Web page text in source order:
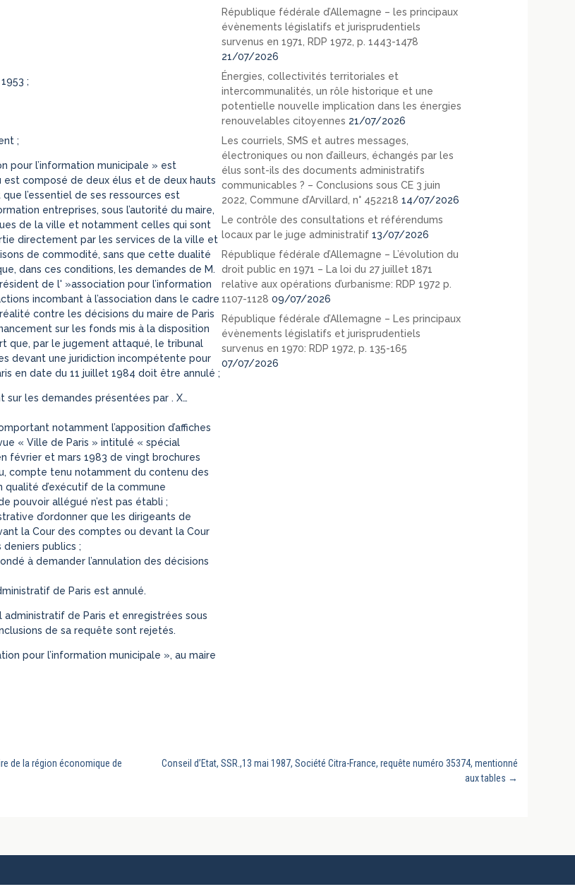
;
;
pour l’information municipale » est
composé de deux élus et de deux hauts
l’essentiel de ses ressources est
entreprises, sous l’autorité du maire,
de la ville et notamment celles qui sont
directement par les services de la ville et
de commodité, sans que cette dualité
dans ces conditions, les demandes de M.
de l' »association pour l’information
incombant à l’association dans le cadre
contre les décisions du maire de Paris
sur les fonds mis à la disposition
que, par le jugement attaqué, le tribunal
devant une juridiction incompétente pour
en date du 11 juillet 1984 doit être annulé ;
sur les demandes présentées par . X…
notamment l’apposition d’affiches
« Ville de Paris » intitulé « spécial
février et mars 1983 de vingt brochures
compte tenu notamment du contenu des
d’exécutif de la commune
pouvoir allégué n’est pas établi ;
d’ordonner que les dirigeants de
la Cour des comptes ou devant la Cour
publics ;
à demander l’annulation des décisions
de Paris est annulé.
de Paris et enregistrées sous
de sa requête sont rejetés.
pour l’information municipale », au maire
République fédérale d’Allemagne – les principaux
évènements législatifs et jurisprudentiels
survenus en 1971, RDP 1972, p. 1443-1478
21/07/2026
Énergies, collectivités territoriales et
intercommunalités, un rôle historique et une
potentielle nouvelle implication dans les énergies
renouvelables citoyennes 21/07/2026
Les courriels, SMS et autres messages,
électroniques ou non d’ailleurs, échangés par les
élus sont-ils des documents administratifs
communicables ? – Conclusions sous CE 3 juin
2022, Commune d’Arvillard, n° 452218 14/07/2026
Le contrôle des consultations et référendums
locaux par le juge administratif 13/07/2026
République fédérale d’Allemagne – L’évolution du
droit public en 1971 – La loi du 27 juillet 1871
relative aux opérations d’urbanisme: RDP 1972 p.
1107-1128 09/07/2026
République fédérale d’Allemagne – Les principaux
évènements législatifs et jurisprudentiels
survenus en 1970: RDP 1972, p. 135-165
07/07/2026
de la région économique de
Conseil d’Etat, SSR.,13 mai 1987, Société Citra-France, requête numéro 35374, mentionné
aux tables →